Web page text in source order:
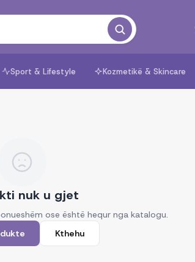
Sport & Lifestyle Kozmetikë & Skincare
nuk u gjet
ose është hequr nga katalogu.
Kthehu